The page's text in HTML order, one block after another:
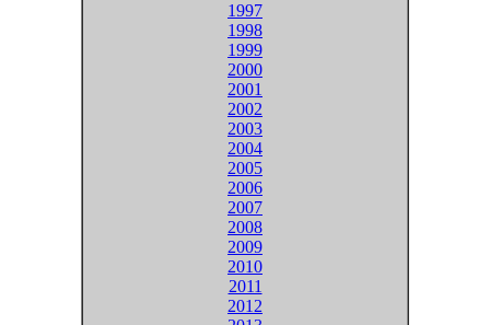
1997
1998
1999
2000
2001
2002
2003
2004
2005
2006
2007
2008
2009
2010
2011
2012